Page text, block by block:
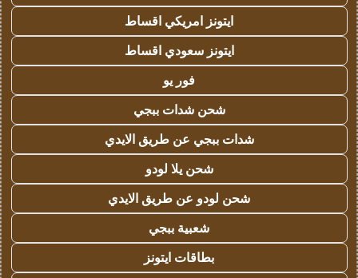
ايتونز امريكي اقساط
ايتونز سعودي اقساط
فور يو
شحن شدات ببجي
شدات ببجي عن طريق الايدي
شحن يلا لودو
شحن لودو عن طريق الايدي
شعبية ببجي
بطاقات ايتونز